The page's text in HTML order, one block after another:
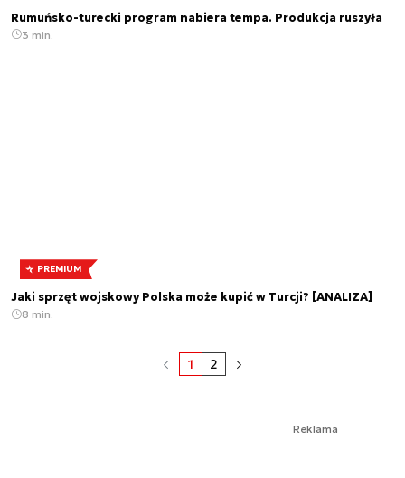
Rumuńsko-turecki program nabiera tempa. Produkcja ruszyła
3 min.
PREMIUM
Jaki sprzęt wojskowy Polska może kupić w Turcji? [ANALIZA]
8 min.
1 2
Reklama